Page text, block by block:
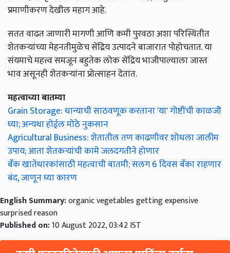
प्रमाणीकरण देखील महाग आहे.
सतत वाढत जाणारी मागणी आणि कमी पुरवठा अशा परिस्थितीत
शेतकऱ्यांच्या मेहनतीमुळेच सेंद्रिय उत्पादने बाजारात पोहोचतात. या
संयमाचे महत्त्व समजून बहुतेक लोक सेंद्रिय भाजीपाल्याला जास्त
भाव असूनही शेतकऱ्यांना प्रोत्साहन देतात.
महत्वाच्या बातम्या
Grain Storage: धान्याची साठवणूक करताना 'या' गोष्टींची काळजी
घ्या; अन्यथा होईल मोठे नुकसान
Agricultural Business: शेतातील तण काढणीवर शोधला जालीम
उपाय; आता शेतकऱ्यांची कामे जलदगतीने होणार
बँक खातेधारकांसाठी महत्वाची बातमी; सलग 6 दिवस बँका राहणार
बंद, जाणून घ्या कारण
English Summary:organic vegetables getting expensive
surprised reason
Published on:10 August 2022, 03:42 IST